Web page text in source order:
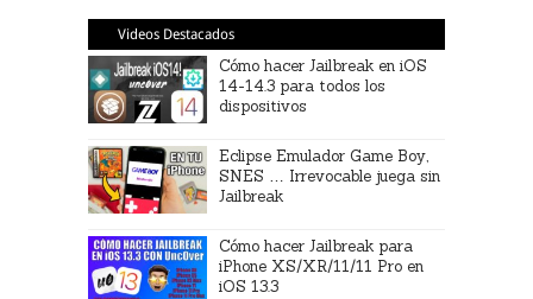
Videos Destacados
Cómo hacer Jailbreak en iOS
14-14.3 para todos los
dispositivos
Eclipse Emulador Game Boy,
SNES … Irrevocable juega sin
Jailbreak
Cómo hacer Jailbreak para
iPhone XS/XR/11/11 Pro en
iOS 13.3